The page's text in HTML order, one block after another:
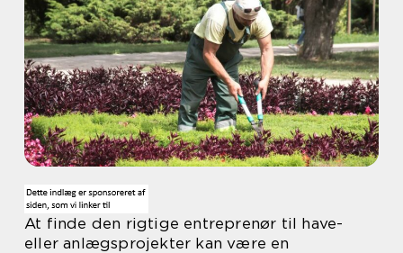
At finde den rigtige entreprenør til have-
eller anlægsprojekter kan være en